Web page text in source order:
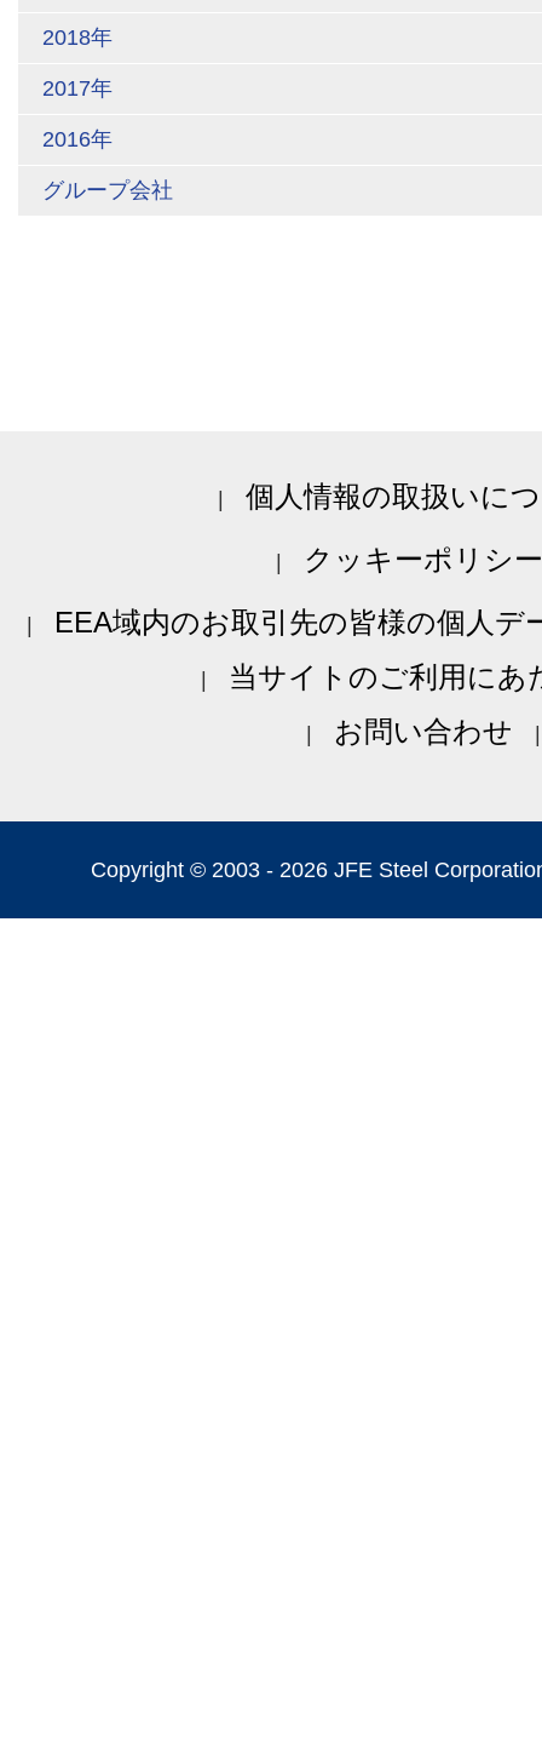
2018年
2017年
2016年
グループ会社
個人情報の取扱いに
クッキーポリシー
EEA域内のお取引先の皆様の個人デ
当サイトのご利用にあ
お問い合わせ
Copyright © 2003 - 2026 JFE Steel